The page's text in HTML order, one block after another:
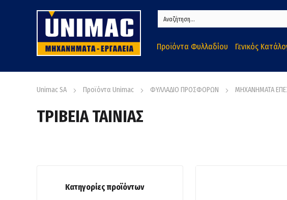
Προϊόντα Φυλλαδίου Γενικός
Unimac SA Προϊόντα Unimac ΦΥΛΛΑΔΙΟ ΠΡΟΣΦΟΡΩΝ ΜΗΧΑΝΗΜΑΤΑ
ΤΡΙΒΕΙΑ ΤΑΙΝΙΑΣ
Κατηγορίες προϊόντων